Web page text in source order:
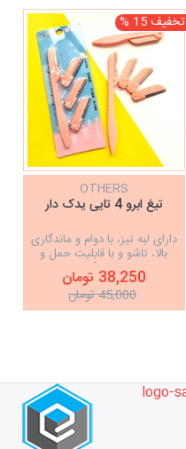
تخفیف 15 %
OTHERS
تیغ ابرو 4 تایی یدک دار
دارای لبه تیز، با دوام و ماندگاری
بالا، تاشو و با قابلیت حمل و
استفاده آسان
38,250 تومان
45,000 تومان